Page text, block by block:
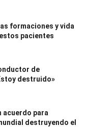
formaciones y vida
pacientes
de
destruido»
acuerdo para
destruyendo el